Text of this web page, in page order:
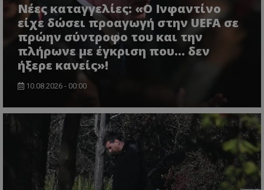
Νέες καταγγελίες: «Ο Ινφαντίνο
είχε δώσει προαγωγή στην UEFA σε
πρώην σύντροφο του και την
πλήρωνε με έγκριση που... δεν
ήξερε κανείς»!
10.08.2026 - 00:00